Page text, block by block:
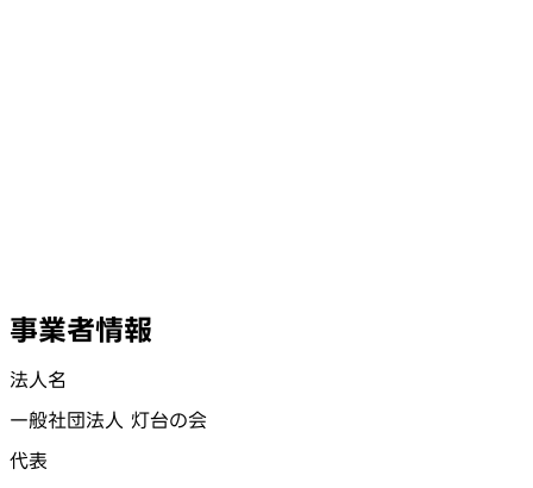
事業者情報
法人名
一般社団法人 灯台の会
代表